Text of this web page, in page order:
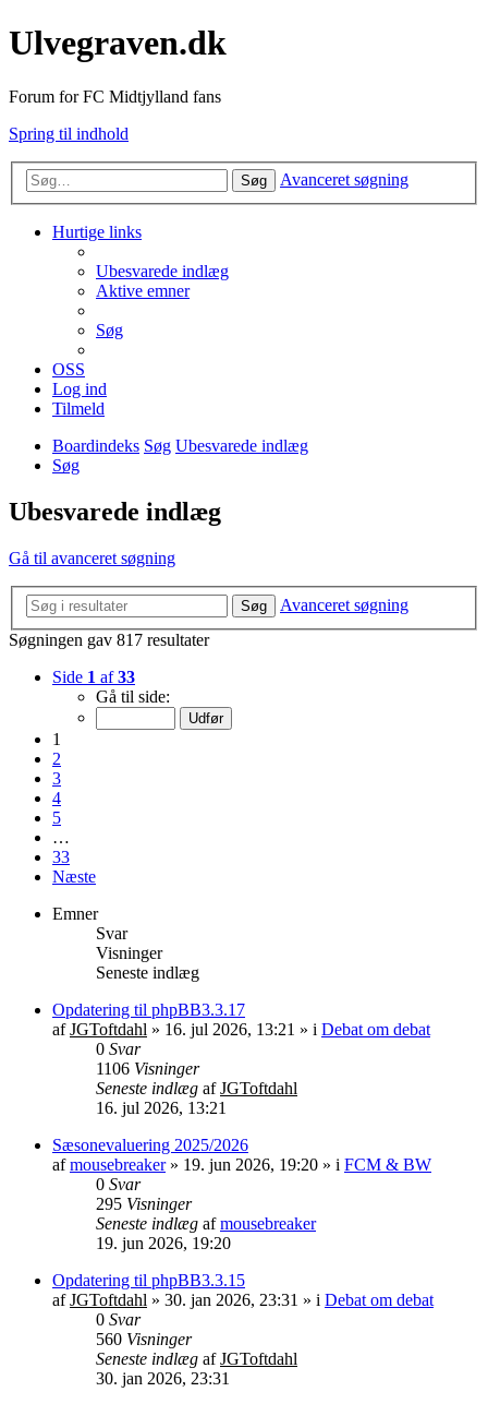
Ulvegraven.dk
Forum for FC Midtjylland fans
Spring til indhold
Søg Avanceret søgning
Hurtige links
Ubesvarede indlæg
Aktive emner
Søg
OSS
Log ind
Tilmeld
Boardindeks Søg Ubesvarede indlæg
Søg
Ubesvarede indlæg
Gå til avanceret søgning
Søg
Avanceret søgning
Søgningen gav 817 resultater
Side 1 af33
Gå til side:
1
2
3
4
5
…
33
Næste
Emner
Svar
Visninger
Seneste indlæg
Opdatering til phpBB3.3.17
afJGToftdahl » 16. jul 2026, 13:21 » i Debat om debat
0 Svar
1106 Visninger
Seneste indlæg afJGToftdahl
16. jul 2026, 13:21
Sæsonevaluering 2025/2026
afmousebreaker» 19. jun 2026, 19:20 » i FCM & BW
0 Svar
295 Visninger
Seneste indlæg afmousebreaker
19. jun 2026, 19:20
Opdatering til phpBB3.3.15
afJGToftdahl » 30. jan 2026, 23:31 » i Debat om debat
0 Svar
560 Visninger
Seneste indlæg afJGToftdahl
30. jan 2026, 23:31